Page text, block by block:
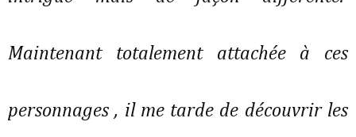
Maintenant totalement attachée à ces
personnages , il me tarde de découvrir les